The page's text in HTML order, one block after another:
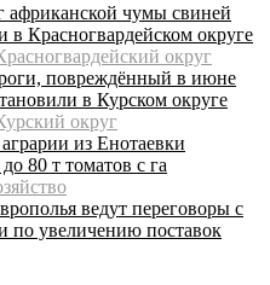
африканской чумы свиней
в Красногвардейском округе
округ
повреждённый в июне
в Курском округе
округ
из Енотаевки
80 т томатов с га
ведут переговоры с
по увеличению поставок